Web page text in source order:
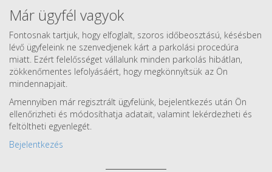
Már ügyfél vagyok
Fontosnak tartjuk, hogy elfoglalt, szoros időbeosztású, késésben
lévő ügyfeleink ne szenvedjenek kárt a parkolási procedúra
miatt. Ezért felelősséget vállalunk minden parkolás hibátlan,
zökkenőmentes lefolyásáért, hogy megkönnyítsük az Ön
mindennapjait.
Amennyiben már regisztrált ügyfelünk, bejelentkezés után Ön
ellenőrizheti és módosíthatja adatait, valamint lekérdezheti és
feltöltheti egyenlegét.
Bejelentkezés